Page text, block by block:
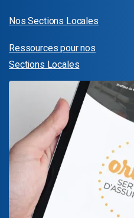
Nos Sections Locales
Ressources pour nos
Sections Locales